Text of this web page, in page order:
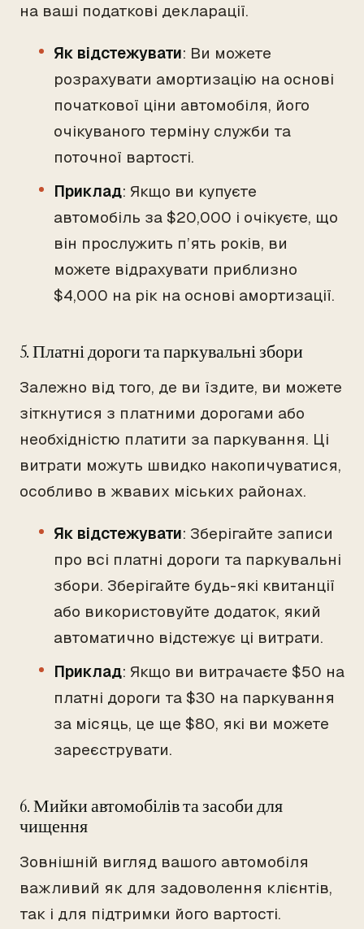
на ваші податкові декларації.
Як відстежувати: Ви можете
розрахувати амортизацію на основі
початкової ціни автомобіля, його
очікуваного терміну служби та
поточної вартості.
Приклад: Якщо ви купуєте
автомобіль за $20,000 і очікуєте, що
він прослужить п’ять років, ви
можете відрахувати приблизно
$4,000 на рік на основі амортизації.
5. Платні дороги та паркувальні збори
Залежно від того, де ви їздите, ви можете
зіткнутися з платними дорогами або
необхідністю платити за паркування. Ці
витрати можуть швидко накопичуватися,
особливо в жвавих міських районах.
Як відстежувати: Зберігайте записи
про всі платні дороги та паркувальні
збори. Зберігайте будь-які квитанції
або використовуйте додаток, який
автоматично відстежує ці витрати.
Приклад: Якщо ви витрачаєте $50 на
платні дороги та $30 на паркування
за місяць, це ще $80, які ви можете
зареєструвати.
6. Мийки автомобілів та засоби для
чищення
Зовнішній вигляд вашого автомобіля
важливий як для задоволення клієнтів,
так і для підтримки його вартості.